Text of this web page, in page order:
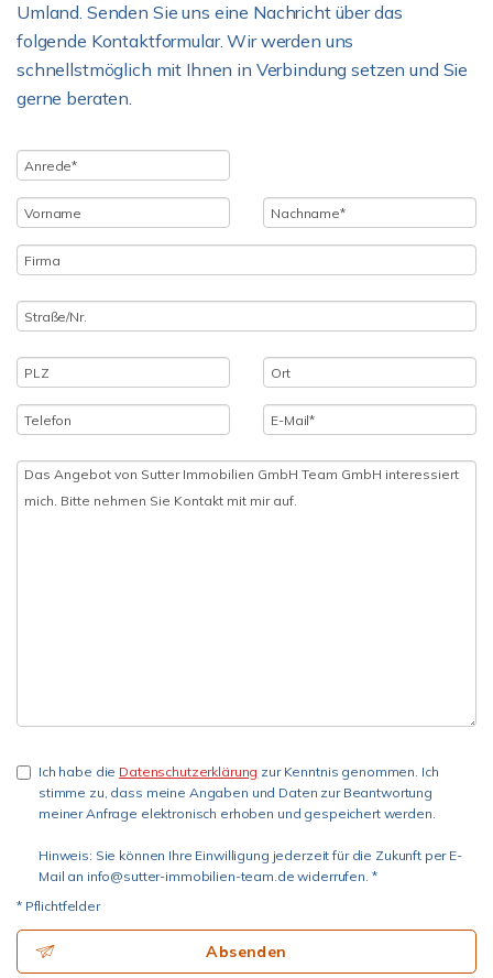
Umland. Senden Sie uns eine Nachricht über das
folgende Kontaktformular. Wir werden uns
schnellstmöglich mit Ihnen in Verbindung setzen und Sie
gerne beraten.
Ich habe die Datenschutzerklärung zur Kenntnis genommen. Ich
stimme zu, dass meine Angaben und Daten zur Beantwortung
meiner Anfrage elektronisch erhoben und gespeichert werden.
Hinweis: Sie können Ihre Einwilligung jederzeit für die Zukunft per E-
Mail an info@sutter-immobilien-team.de widerrufen. *
* Pflichtfelder
Absenden